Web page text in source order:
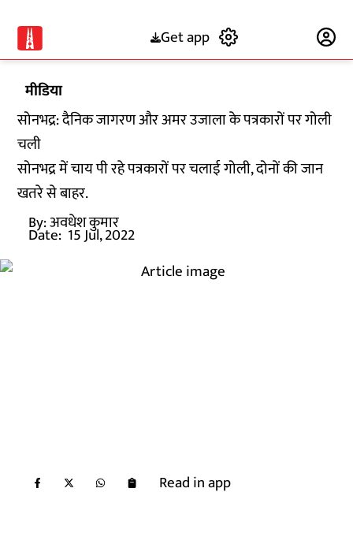
Get app
मीडिया
सोनभद्र: दैनिक जागरण और अमर उजाला के पत्रकारों पर गोली
चली
सोनभद्र में चाय पी रहे पत्रकारों पर चलाई गोली, दोनों की जान
खतरे से बाहर.
By:अवधेश कुमार
Date: 15 Jul, 2022
Read in app